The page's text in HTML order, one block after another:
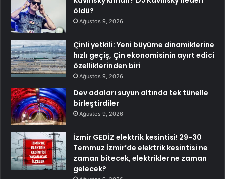
öldü?
Ağustos 9, 2026
Çinli yetkili: Yeni büyüme dinamiklerine
hızlı geçiş, Çin ekonomisinin ayırt edici
özelliklerinden biri
Ağustos 9, 2026
Dev adaları suyun altında tek tünelle
birleştirdiler
Ağustos 9, 2026
İzmir GEDİZ elektrik kesintisi! 29-30
Temmuz İzmir’de elektrik kesintisi ne
zaman bitecek, elektrikler ne zaman
gelecek?